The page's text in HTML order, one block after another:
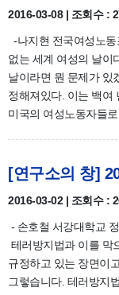
2016-03-08 | 조회수 :
-나지현 전국여성노
없는 세계 여성의 날이
날이라면 뭔 문제가 있
정해져있다. 이는 백여
미국의 여성노동자들로
[연구소의 창]
2016-03-02 | 조회수 :
- 손호철 서강대학
테러방지법과 이를 막
규정하고 있는 장면이
그렇습니다. 테러방지